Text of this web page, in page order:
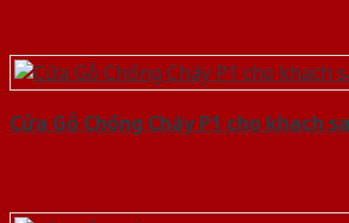
Cửa Gỗ Chống Cháy P1 cho khach